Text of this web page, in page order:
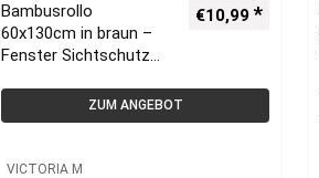
Bambusrollo
60x130cm in braun –
Fenster Sichtschutz
VICTORIA M
€10,99
ZUM ANGEBOT
VICTORIA M